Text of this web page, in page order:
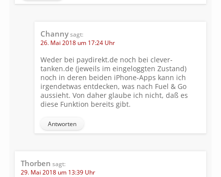
Channysagt:
26. Mai 2018 um 17:24 Uhr
Weder bei paydirekt.de noch bei clever-
tanken.de (jeweils im eingeloggten Zustand)
noch in deren beiden iPhone-Apps kann ich
irgendetwas entdecken, was nach Fuel & Go
aussieht. Von daher glaube ich nicht, daß es
diese Funktion bereits gibt.
Antworten
Thorben sagt:
29. Mai 2018 um 13:39 Uhr